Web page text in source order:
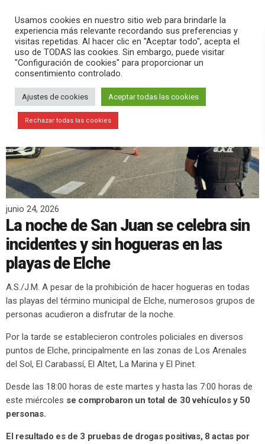
search menu pause PLAY
junio 24, 2026
La noche de San Juan se celebra sin
incidentes y sin hogueras en las
playas de Elche
A.S./J.M. A pesar de la prohibición de hacer hogueras en todas
las playas del término municipal de Elche, numerosos grupos de
personas acudieron a disfrutar de la noche.
Por la tarde se establecieron controles policiales en diversos
puntos de Elche, principalmente en las zonas de Los Arenales
del Sol, El Carabassí, El Altet, La Marina y El Pinet.
Desde las 18:00 horas de este martes y hasta las 7:00 horas de
este miércoles se comprobaron un total de 30 vehículos y 50
personas.
El resultado es de 3 pruebas de drogas positivas, 8 actas por
Usamos cookies en nuestro sitio web para brindarle la
experiencia más relevante recordando sus preferencias y
visitas repetidas. Al hacer clic en "Aceptar todo", acepta el
uso de TODAS las cookies. Sin embargo, puede visitar
"Configuración de cookies" para proporcionar un
consentimiento controlado.
Ajustes de cookies Aceptar todas las cookies
Rechazar todas las cookies